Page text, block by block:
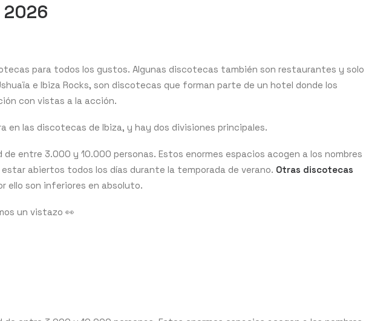
2026
para todos los gustos. Algunas discotecas también son restaurantes y solo
e Ibiza Rocks, son discotecas que forman parte de un hotel donde los
con vistas a la acción.
en las discotecas de Ibiza, y hay dos divisiones principales.
entre 3.000 y 10.000 personas. Estos enormes espacios acogen a los nombres
abiertos todos los días durante la temporada de verano. Otras discotecas
ello son inferiores en absoluto.
un vistazo 👀